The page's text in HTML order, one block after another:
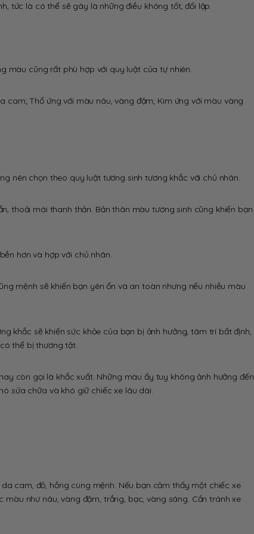
tức là có thể sẽ gây là những điều không tốt, đối lập.
màu cũng rất phù hợp với quy luật của tự nhiên.
cam; Thổ ứng với màu nâu, vàng đậm; Kim ứng với màu vàng
nên chọn theo quy luật tương sinh tương khắc với chủ nhân.
thoải mái thanh thản. Bản thân màu tương sinh cũng khiến bạn
hơn và hợp với chủ nhân.
mệnh sẽ khiến bạn yên ổn và an toàn nhưng nếu nhiều màu
khắc sẽ khiến sức khỏe của bạn bị ảnh hưởng, tâm trí bất định,
thể bị thương tật.
còn gọi là khắc xuất. Những màu ấy tuy không ảnh hưởng đến
sửa chữa và khó giữ chiếc xe lâu dài.
cam, đỏ, hồng cùng mệnh. Nếu bạn cảm thấy một chiếc xe
như nâu, vàng đậm, trắng, bạc, vàng sáng. Cần tránh xe